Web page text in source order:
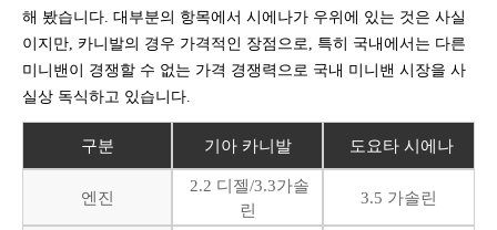
해 봤습니다. 대부분의 항목에서 시에나가 우위에 있는 것은 사실
이지만, 카니발의 경우 가격적인 장점으로, 특히 국내에서는 다른
미니밴이 경쟁할 수 없는 가격 경쟁력으로 국내 미니밴 시장을 사
실상 독식하고 있습니다.
구분 기아 카니발 도요타 시에나
엔진
2.2 디젤/3.3가솔
린
3.5 가솔린